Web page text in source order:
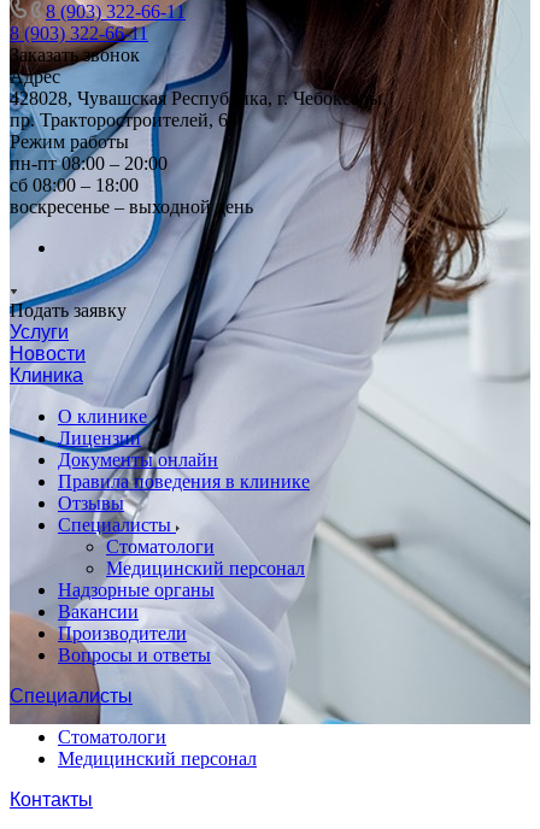
8 (903) 322-66-11
8 (903) 322-66-11
Заказать звонок
Адрес
428028, Чувашская Республика, г. Чебоксары,
пр. Тракторостроителей, 64
Режим работы
пн-пт 08:00 – 20:00
сб 08:00 – 18:00
воскресенье – выходной день
Подать заявку
Услуги
Новости
Клиника
О клинике
Лицензии
Документы онлайн
Правила поведения в клинике
Отзывы
Специалисты
Стоматологи
Медицинский персонал
Надзорные органы
Вакансии
Производители
Вопросы и ответы
Специалисты
Стоматологи
Медицинский персонал
Контакты